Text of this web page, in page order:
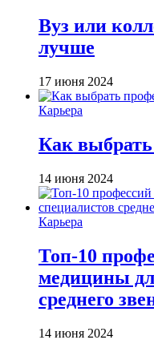
Вуз или
лучше
17 июня 2024
Карьера
Как
14 июня 2024
Карьера
Топ-10
медицины
среднего
14 июня 2024